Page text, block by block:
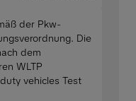
der Pkw-
Die
dem
WLTP
vehicles Test